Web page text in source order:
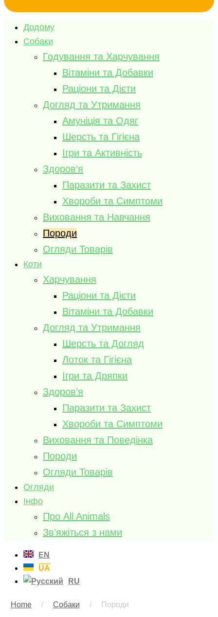
Додому
Собаки
Годування та Харчування
Вітаміни та Добавки
Раціони та Дієти
Догляд та Утримання
Амуніція та Одяг
Шерсть та Гігієна
Ігри та Активність
Здоров’я
Паразити та Захист
Хвороби та Симптоми
Виховання та Навчання
Породи
Огляди Товарів
Коти
Харчування
Раціони та Дієти
Вітаміни та Добавки
Догляд та Утримання
Шерсть та Догляд
Лоток та Гігієна
Ігри та Дряпки
Здоров’я
Паразити та Захист
Хвороби та Симптоми
Виховання та Поведінка
Породи
Огляди Товарів
Огляди
Інфо
Про All Animals
Зв’яжіться з нами
EN
UA
RU
Home / Собаки / Породи